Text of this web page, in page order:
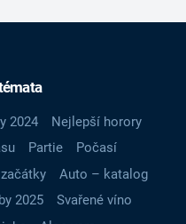
2024
Nejlepší horory
Partie
Počasí
Auto – katalog
2025
Svařené víno